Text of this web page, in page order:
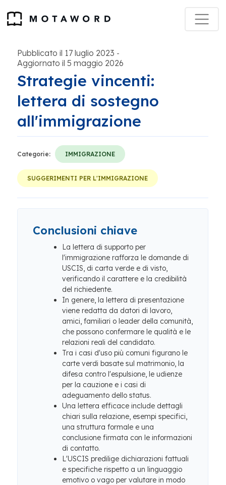
Pubblicato il 17 luglio 2023 -
Aggiornato il 5 maggio 2026
Strategie vincenti:
lettera di sostegno
all'immigrazione
Categorie: IMMIGRAZIONE
SUGGERIMENTI PER L'IMMIGRAZIONE
Conclusioni chiave
La lettera di supporto per
l'immigrazione rafforza le domande di
USCIS, di carta verde e di visto,
verificando il carattere e la credibilità
del richiedente.
In genere, la lettera di presentazione
viene redatta da datori di lavoro,
amici, familiari o leader della comunità,
che possono confermare le qualità e le
relazioni reali del candidato.
Tra i casi d'uso più comuni figurano le
carte verdi basate sul matrimonio, la
difesa contro l'espulsione, le udienze
per la cauzione e i casi di
adeguamento dello status.
Una lettera efficace include dettagli
chiari sulla relazione, esempi specifici,
una struttura formale e una
conclusione firmata con le informazioni
di contatto.
L'USCIS predilige dichiarazioni fattuali
e specifiche rispetto a un linguaggio
emotivo o vago per valutare in modo